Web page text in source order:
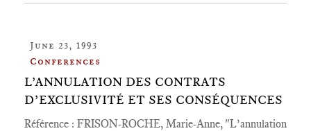
June 23, 1993
Conferences
L’ANNULATION DES CONTRATS
D’EXCLUSIVITÉ ET SES CONSÉQUENCES
Référence : FRISON-ROCHE, Marie-Anne, "L’annulation